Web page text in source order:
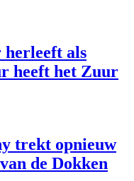
herleeft als
heeft het Zuur
trekt opnieuw
de Dokken